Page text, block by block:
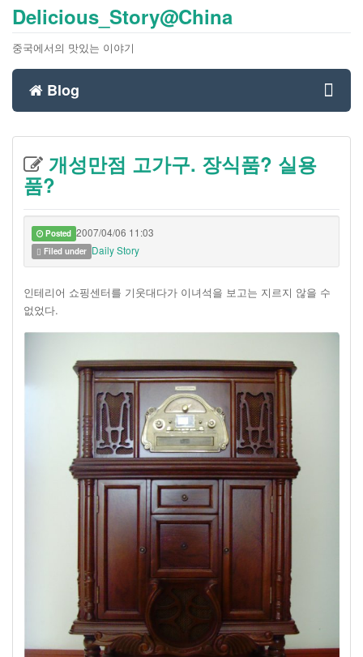
Delicious_Story@China
중국에서의 맛있는 이야기
Blog
개성만점 고가구. 장식품? 실용
품?
Posted 2007/04/06 11:03
Filed under Daily Story
인테리어 쇼핑센터를 기웃대다가 이녀석을 보고는 지르지 않을 수
없었다.